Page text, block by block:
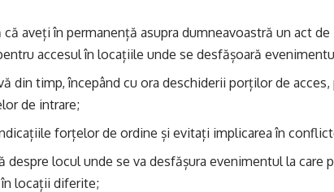
că aveți în permanență asupra dumneavoastră un act
accesul în locațiile unde se desfășoară
din timp, începând cu ora deschiderii porților de
de intrare;
forțelor de ordine și evitați implicarea în
despre locul unde se va desfășura evenimentul la care
locații diferite;